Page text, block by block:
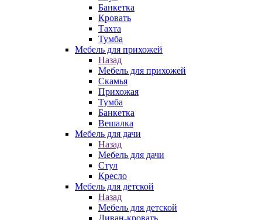
Банкетка
Кровать
Тахта
Тумба
Мебель для прихожей
Назад
Мебель для прихожей
Скамья
Прихожая
Тумба
Банкетка
Вешалка
Мебель для дачи
Назад
Мебель для дачи
Стул
Кресло
Мебель для детской
Назад
Мебель для детской
Диван-кровать